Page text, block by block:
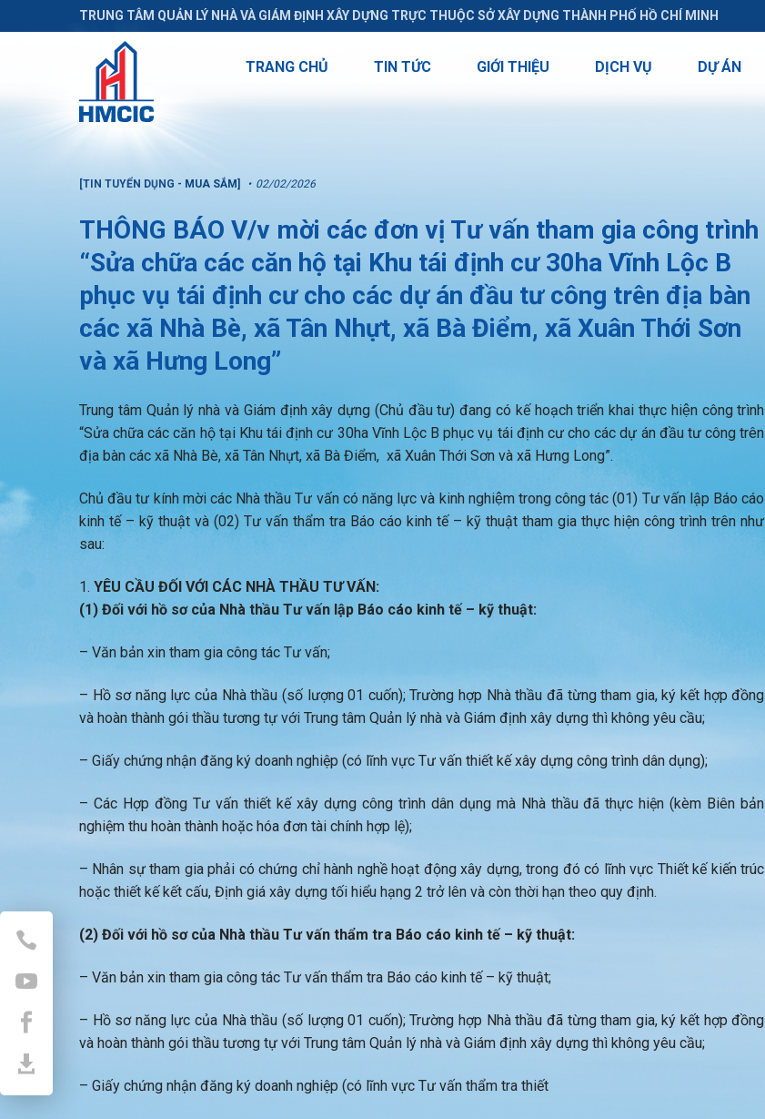
TRUNG TÂM QUẢN LÝ NHÀ VÀ GIÁM ĐỊNH XÂY DỰNG TRỰC THUỘC SỞ XÂY DỰNG THÀNH PHỐ HỒ CHÍ MINH
TRANG CHỦ TIN TỨC GIỚI THIỆU DỊCH VỤ DỰ ÁN
[TIN TUYỂN DỤNG - MUA SẮM] 02/02/2026
THÔNG BÁO V/v mời các đơn vị Tư vấn tham gia công trình
“Sửa chữa các căn hộ tại Khu tái định cư 30ha Vĩnh Lộc B
phục vụ tái định cư cho các dự án đầu tư công trên địa bàn
các xã Nhà Bè, xã Tân Nhựt, xã Bà Điểm, xã Xuân Thới Sơn
và xã Hưng Long”
Trung tâm Quản lý nhà và Giám định xây dựng (Chủ đầu tư) đang có kế hoạch triển khai thực hiện công trình
“Sửa chữa các căn hộ tại Khu tái định cư 30ha Vĩnh Lộc B phục vụ tái định cư cho các dự án đầu tư công trên
địa bàn các xã Nhà Bè, xã Tân Nhựt, xã Bà Điểm, xã Xuân Thới Sơn và xã Hưng Long”.
Chủ đầu tư kính mời các Nhà thầu Tư vấn có năng lực và kinh nghiệm trong công tác (01) Tư vấn lập Báo cáo
kinh tế – kỹ thuật và (02) Tư vấn thẩm tra Báo cáo kinh tế – kỹ thuật tham gia thực hiện công trình trên như
sau:
YÊU CẦU ĐỐI VỚI CÁC NHÀ THẦU TƯ VẤN:
(1) Đối với hồ sơ của Nhà thầu Tư vấn lập Báo cáo kinh tế – kỹ thuật:
– Văn bản xin tham gia công tác Tư vấn;
– Hồ sơ năng lực của Nhà thầu (số lượng 01 cuốn); Trường hợp Nhà thầu đã từng tham gia, ký kết hợp đồng
và hoàn thành gói thầu tương tự với Trung tâm Quản lý nhà và Giám định xây dựng thì không yêu cầu;
– Giấy chứng nhận đăng ký doanh nghiệp (có lĩnh vực Tư vấn thiết kế xây dựng công trình dân dụng);
– Các Hợp đồng Tư vấn thiết kế xây dựng công trình dân dụng mà Nhà thầu đã thực hiện (kèm Biên bản
nghiệm thu hoàn thành hoặc hóa đơn tài chính hợp lệ);
– Nhân sự tham gia phải có chứng chỉ hành nghề hoạt động xây dựng, trong đó có lĩnh vực Thiết kế kiến trúc
hoặc thiết kế kết cấu, Định giá xây dựng tối hiểu hạng 2 trở lên và còn thời hạn theo quy định.
(2) Đối với hồ sơ của Nhà thầu Tư vấn thẩm tra Báo cáo kinh tế – kỹ thuật:
– Văn bản xin tham gia công tác Tư vấn thẩm tra Báo cáo kinh tế – kỹ thuật;
– Hồ sơ năng lực của Nhà thầu (số lượng 01 cuốn); Trường hợp Nhà thầu đã từng tham gia, ký kết hợp đồng
và hoàn thành gói thầu tương tự với Trung tâm Quản lý nhà và Giám định xây dựng thì không yêu cầu;
– Giấy chứng nhận đăng ký doanh nghiệp (có lĩnh vực Tư vấn thẩm tra thiết